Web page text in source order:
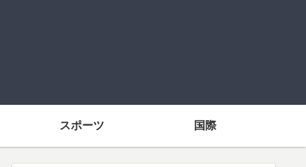
スポーツ 国際